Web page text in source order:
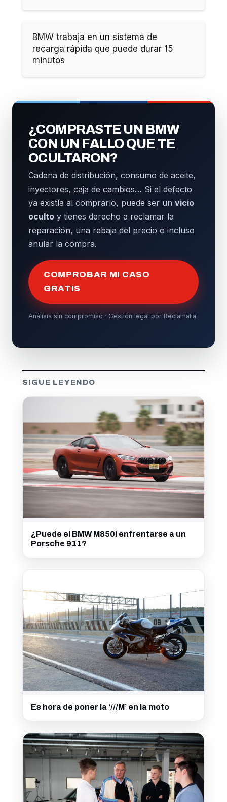
BMW trabaja en un sistema de
recarga rápida que puede durar 15
minutos
¿COMPRASTE UN BMW
CON UN FALLO QUE TE
OCULTARON?
Cadena de distribución, consumo de aceite,
inyectores, caja de cambios… Si el defecto
ya existía al comprarlo, puede ser un vicio
oculto y tienes derecho a reclamar la
reparación, una rebaja del precio o incluso
anular la compra.
COMPROBAR MI CASO
GRATIS
Análisis sin compromiso · Gestión legal por Reclamalia
SIGUE LEYENDO
¿Puede el BMW M850i enfrentarse a un
Porsche 911?
Es hora de poner la ‘///M’ en la moto